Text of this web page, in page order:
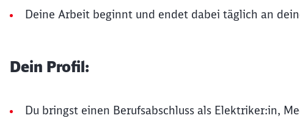
Deine Arbeit beginnt und endet dabei täglich an
Dein Profil:
Du bringst einen Berufsabschluss als Elektriker:in,